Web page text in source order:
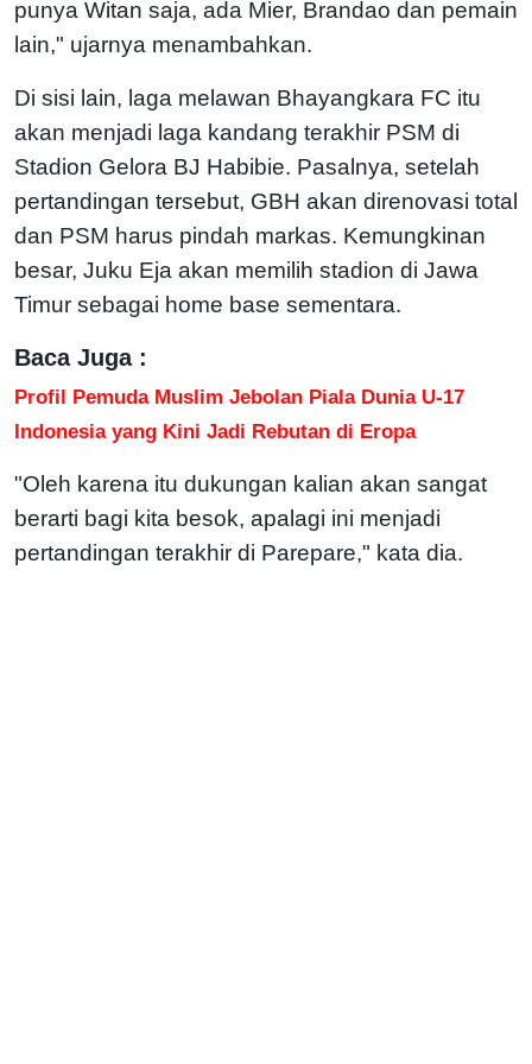
punya Witan saja, ada Mier, Brandao dan pemain
lain," ujarnya menambahkan.
Di sisi lain, laga melawan Bhayangkara FC itu
akan menjadi laga kandang terakhir PSM di
Stadion Gelora BJ Habibie. Pasalnya, setelah
pertandingan tersebut, GBH akan direnovasi total
dan PSM harus pindah markas. Kemungkinan
besar, Juku Eja akan memilih stadion di Jawa
Timur sebagai home base sementara.
Baca Juga :
Profil Pemuda Muslim Jebolan Piala Dunia U-17
Indonesia yang Kini Jadi Rebutan di Eropa
"Oleh karena itu dukungan kalian akan sangat
berarti bagi kita besok, apalagi ini menjadi
pertandingan terakhir di Parepare," kata dia.